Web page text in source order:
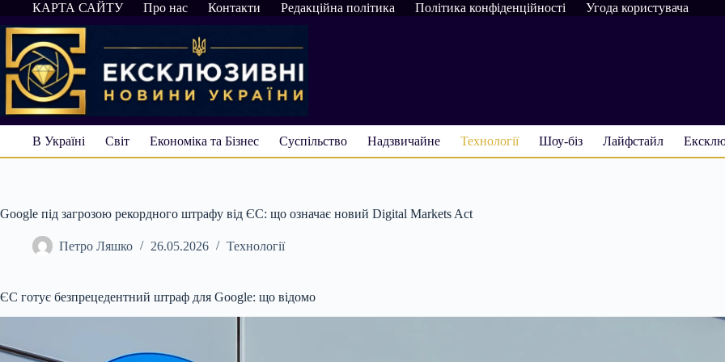
Перейти
до
вмісту
КАРТА САЙТУ Про нас Контакти Редакційна політика Політика конфіденційності Угода користувача
В Україні Світ Економіка та Бізнес Суспільство Надзвичайне Технології Шоу-біз Лайфстайл
Google під загрозою рекордного штрафу від ЄС: що означає новий Digital Markets Act
Петро Ляшко 26.05.2026 Технології
ЄС готує безпрецедентний штраф для Google: що відомо